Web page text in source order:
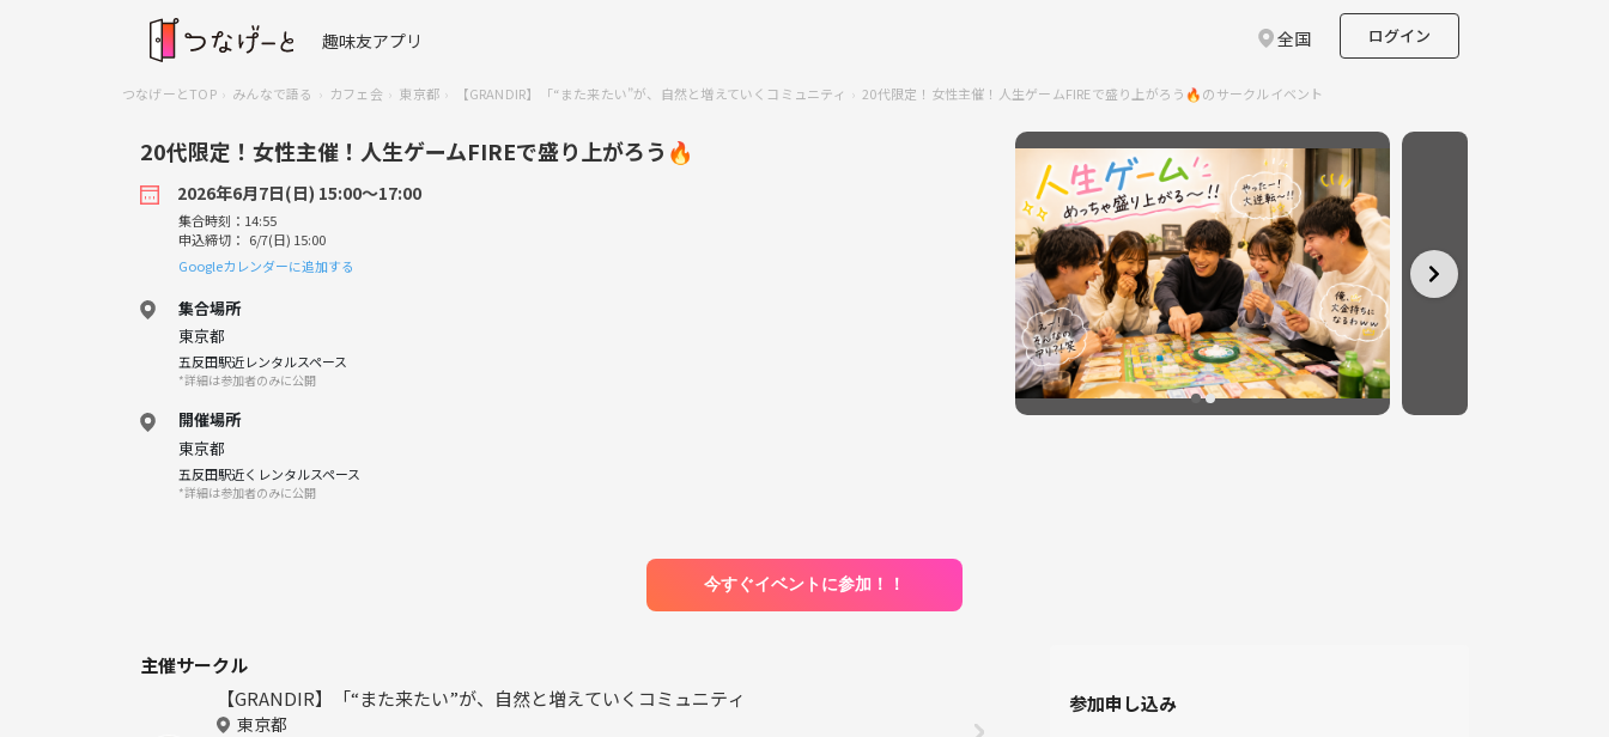
趣味友アプリ 全国 ログイン
つなげーとTOP みんなで語る カフェ会 東京都 【GRANDIR】「“また来たい”が、自然と増えていくコミュニティ 20代限定！女性主催！人生ゲームFIREで盛り上がろう🔥のサークルイベント
20代限定！女性主催！人生ゲームFIREで盛り上がろう🔥
2026年6月7日(日) 15:00〜17:00
集合時刻：14:55
申込締切： 6/7(日) 15:00
Googleカレンダーに追加する
集合場所
東京都
五反田駅近レンタルスペース
*詳細は参加者のみに公開
開催場所
東京都
五反田駅近くレンタルスペース
*詳細は参加者のみに公開
今すぐイベントに参加！！
主催サークル
【GRANDIR】「“また来たい”が、自然と増えていくコミュニティ
東京都
参加申し込み